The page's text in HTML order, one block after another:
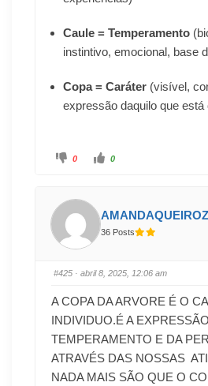
Caule = Temperamento
instintivo, emocional, base
Copa = Caráter (visível,
expressão daquilo que está
0 0
AMANDAQUEIROZ
36 Posts
#425 · abril 8, 2025, 12:06 am
A COPA DA ARVORE É O
INDIVIDUO.É A
TEMPERAMENTO E DA
ATRAVÉS DAS NOSSAS
NADA MAIS SÃO QUE O